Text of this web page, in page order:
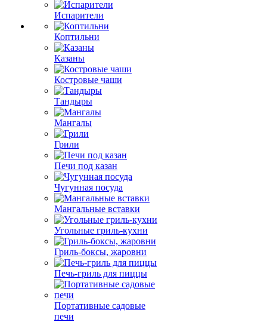
Испарители
Коптильни
Казаны
Костровые чаши
Тандыры
Мангалы
Грили
Печи под казан
Чугунная посуда
Мангальные вставки
Угольные гриль-кухни
Гриль-боксы, жаровни
Печь-гриль для пиццы
Портативные садовые
печи